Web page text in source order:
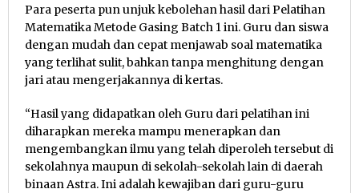
Para peserta pun unjuk kebolehan hasil dari Pelatihan
Matematika Metode Gasing Batch 1 ini. Guru dan siswa
dengan mudah dan cepat menjawab soal matematika
yang terlihat sulit, bahkan tanpa menghitung dengan
jari atau mengerjakannya di kertas.
“Hasil yang didapatkan oleh Guru dari pelatihan ini
diharapkan mereka mampu menerapkan dan
mengembangkan ilmu yang telah diperoleh tersebut di
sekolahnya maupun di sekolah-sekolah lain di daerah
binaan Astra. Ini adalah kewajiban dari guru-guru